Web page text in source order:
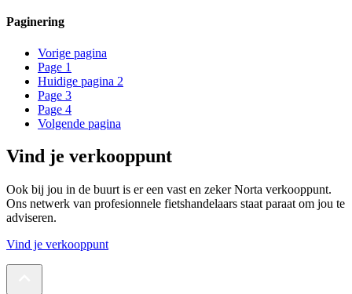
Paginering
Vorige pagina
Page 1
Huidige pagina 2
Page 3
Page 4
Volgende pagina
Vind je verkooppunt
Ook bij jou in de buurt is er een vast en zeker Norta verkooppunt.
Ons netwerk van profesionnele fietshandelaars staat paraat om jou te
adviseren.
Vind je verkooppunt